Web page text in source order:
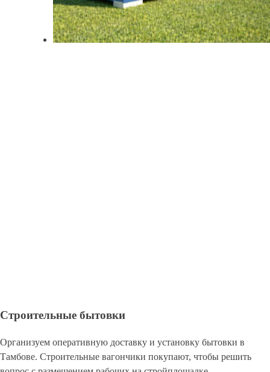
Строительные бытовки
Организуем оперативную доставку и установку бытовки в
Тамбове. Строительные вагончики покупают, чтобы решить